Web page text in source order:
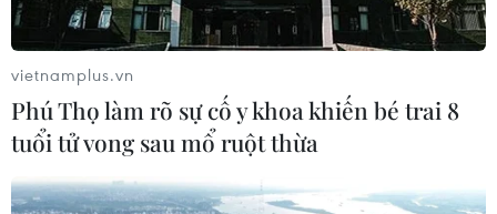
FAHASA Tân Đông Hiệp:
Điểm hẹn văn hóa mới cho mùa Hè
2026
31/05/2026 04:38
vietnamplus.vn
Phú Thọ làm rõ sự cố y khoa khiến bé trai 8
tuổi tử vong sau mổ ruột thừa